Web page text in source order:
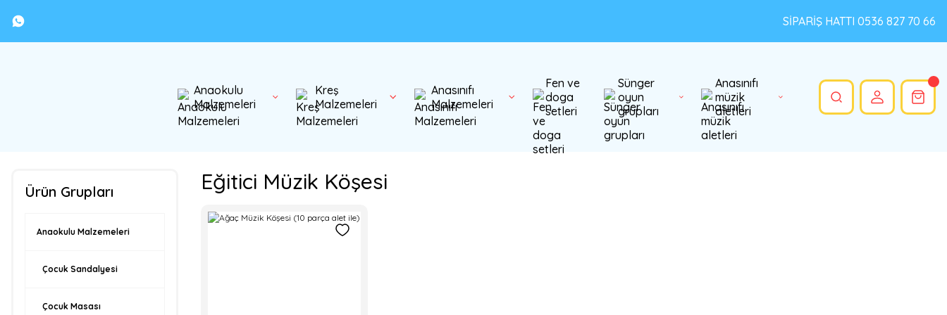
SİPARİŞ HATTI 0536 827 70 66
Anaokulu
Malzemeleri
Kreş
Malzemeleri
Anasınıfı
Malzemeleri
Fen ve
doga
setleri
Sünger
oyun
grupları
Anasınıfı
müzik
aletleri
Ürün Grupları
Anaokulu Malzemeleri
Çocuk Sandalyesi
Çocuk Masası
Eğitici Müzik Köşesi